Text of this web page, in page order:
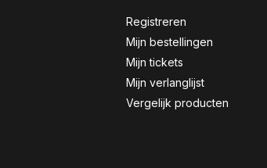
Registreren
Mijn bestellingen
Mijn tickets
Mijn verlanglijst
Vergelijk producten